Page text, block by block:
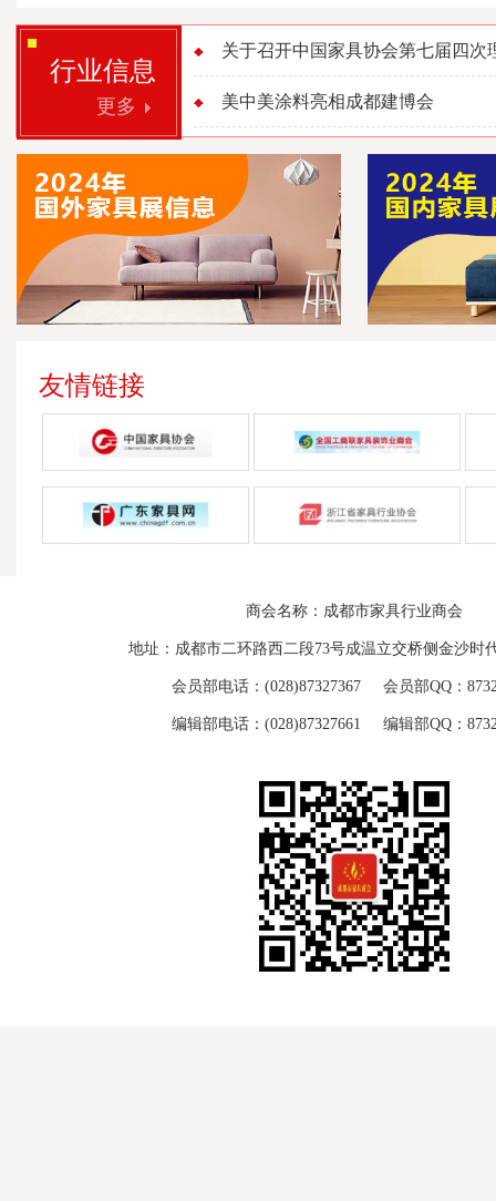
行业信息
更多
关于召开中国家具协会第七届四次
美中美涂料亮相成都建博会
友情链接
商会名称：成都市家具行业商会
地址：成都市二环路西二段73号成温立交桥侧金沙时
会员部电话：(028)87327367 会员部QQ：
编辑部电话：(028)87327661 编辑部QQ：